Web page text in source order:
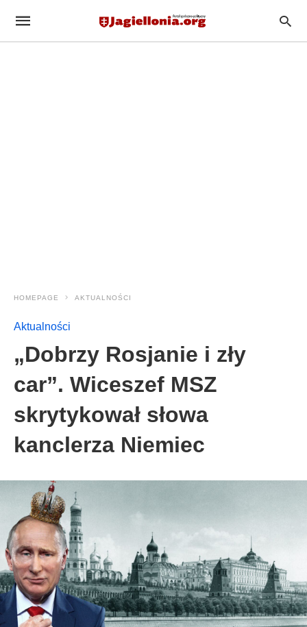
HOMEPAGE AKTUALNOŚCI
Aktualności
„Dobrzy Rosjanie i zły
car”. Wiceszef MSZ
skrytykował słowa
kanclerza Niemiec